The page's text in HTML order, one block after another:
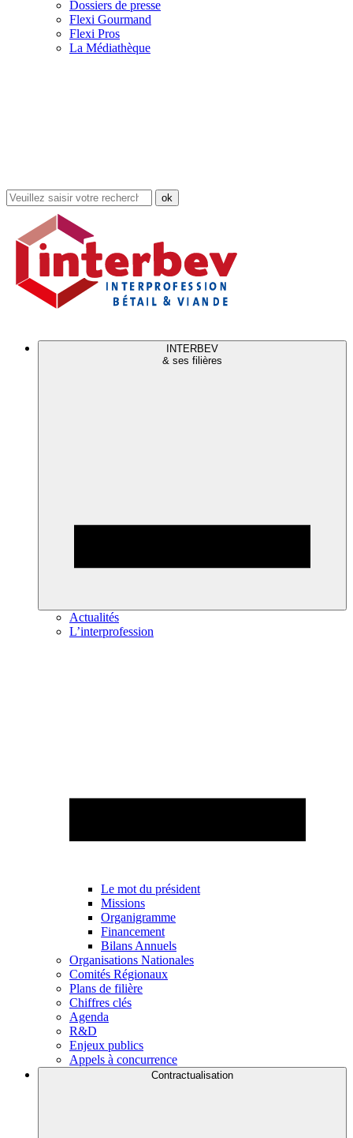
Dossiers de presse
Flexi Gourmand
Flexi Pros
La Médiathèque
Rechercher
dans
site
INTERBEV
& ses filières
Actualités
L’interprofession
Le mot du président
Missions
Organigramme
Financement
Bilans Annuels
Organisations Nationales
Comités Régionaux
Plans de filière
Chiffres clés
Agenda
R&D
Enjeux publics
Appels à concurrence
Contractualisation